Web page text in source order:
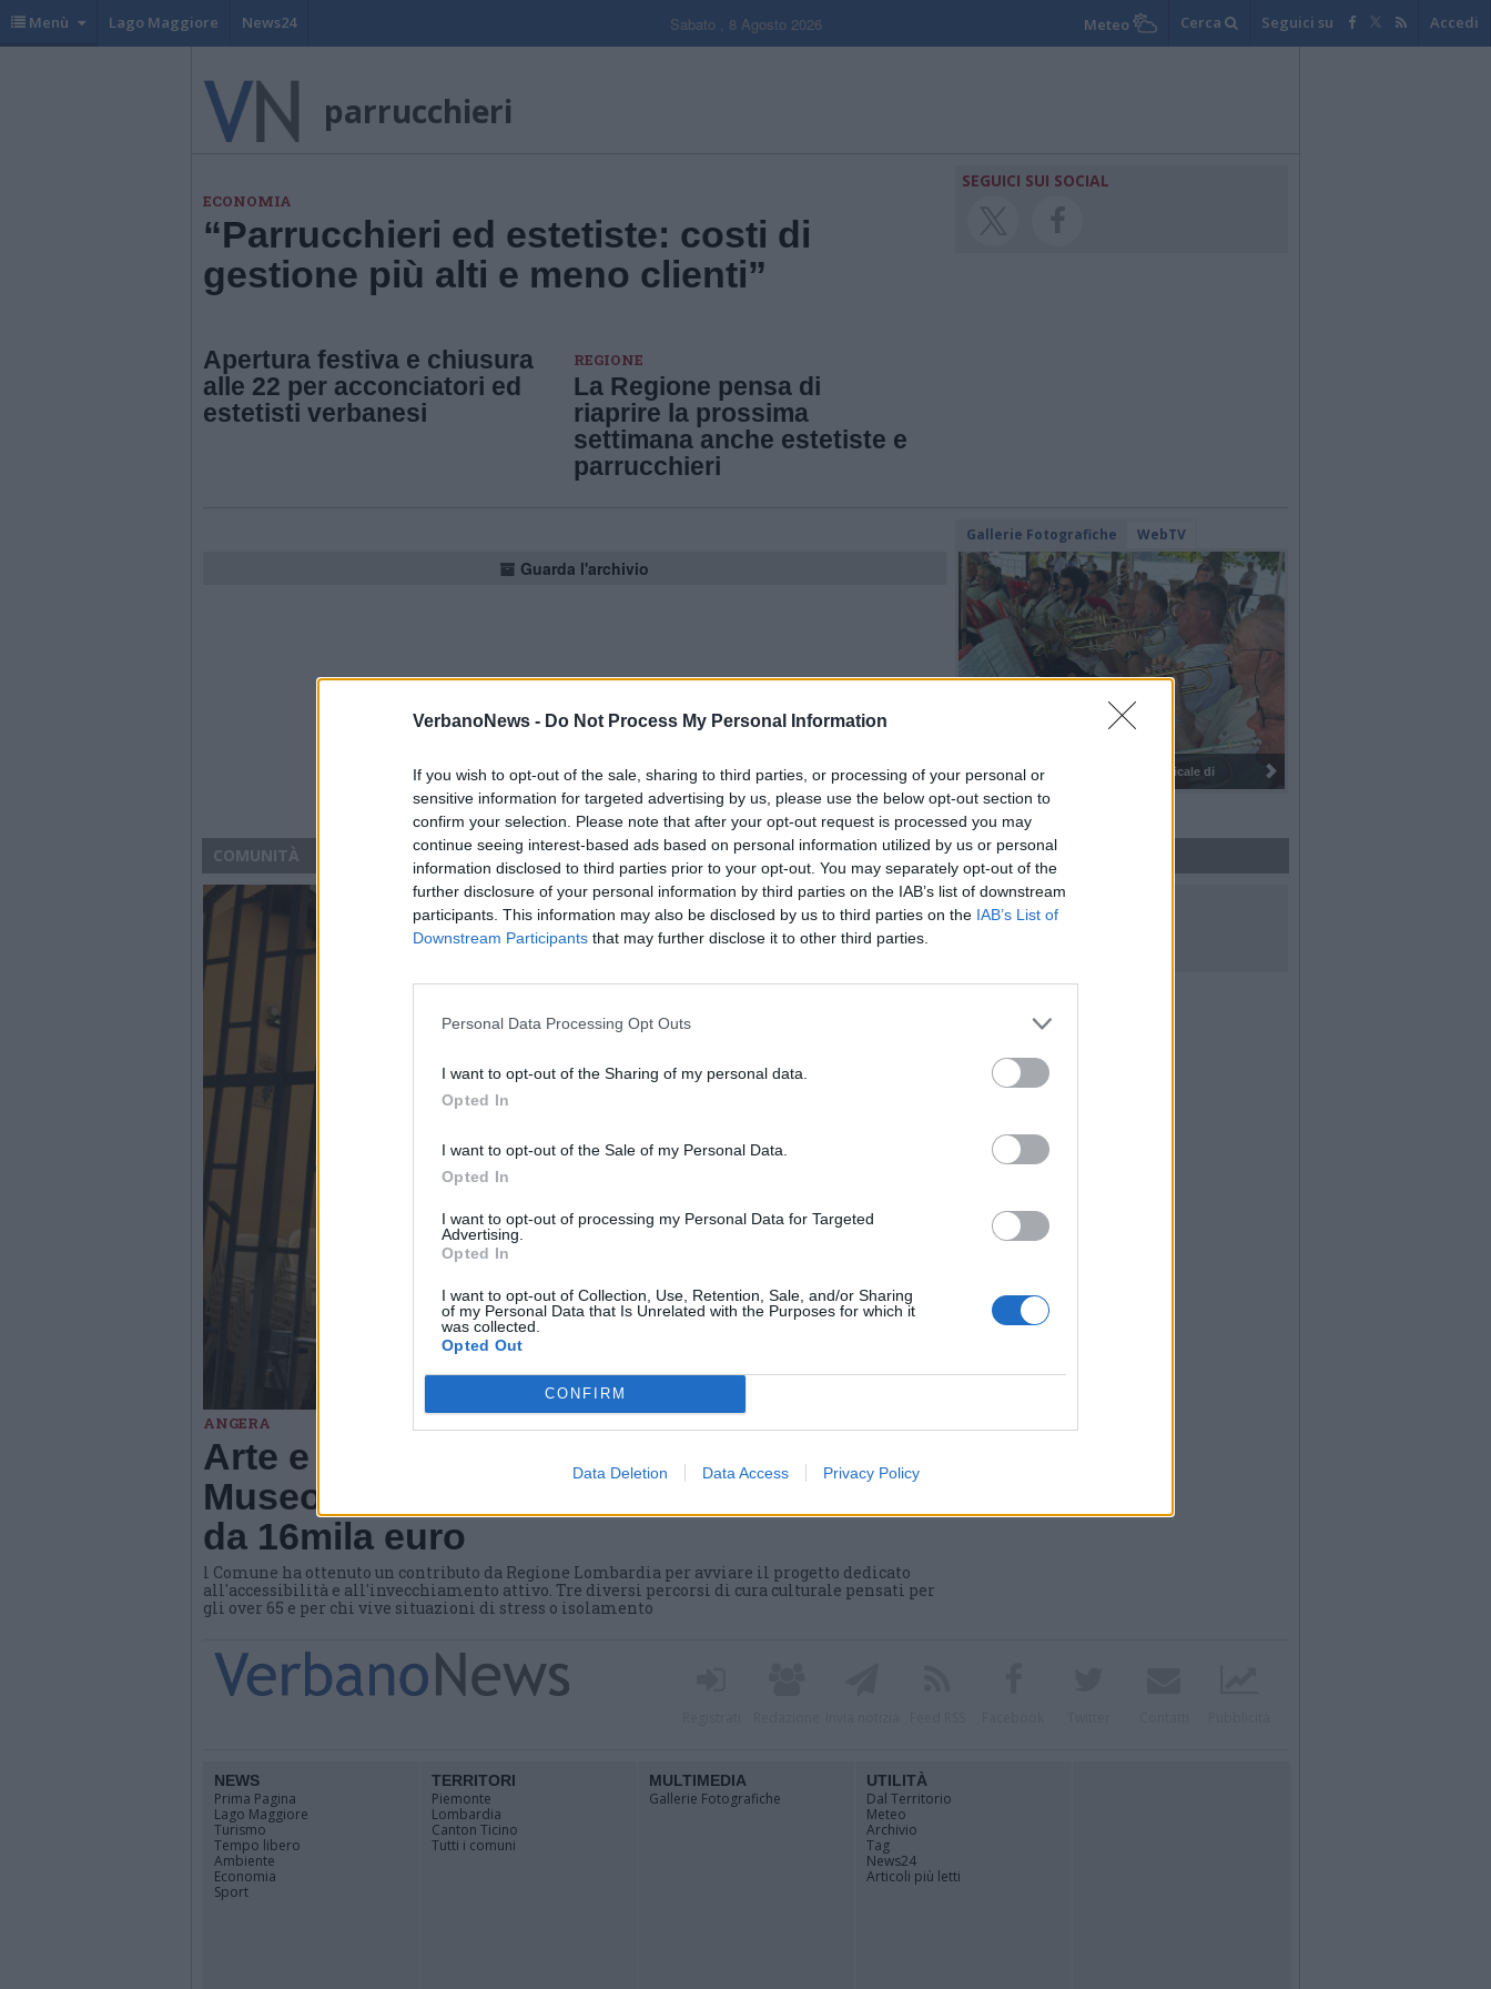
VerbanoNews - Do Not Process My Personal Information
If you wish to opt-out of the sale, sharing to third parties, or processing of your personal or
sensitive information for targeted advertising by us, please use the below opt-out section to
confirm your selection. Please note that after your opt-out request is processed you may
continue seeing interest-based ads based on personal information utilized by us or personal
information disclosed to third parties prior to your opt-out. You may separately opt-out of the
further disclosure of your personal information by third parties on the IAB’s list of downstream
participants. This information may also be disclosed by us to third parties on the IAB’s List of
Downstream Participants that may further disclose it to other third parties.
Personal Data Processing Opt Outs
I want to opt-out of the Sharing of my personal data.
Opted In
I want to opt-out of the Sale of my Personal Data.
Opted In
I want to opt-out of processing my Personal Data for Targeted
Advertising.
Opted In
I want to opt-out of Collection, Use, Retention, Sale, and/or Sharing
of my Personal Data that Is Unrelated with the Purposes for which it
was collected.
Opted Out
CONFIRM
Data Deletion Data Access Privacy Policy
Menù Lago Maggiore News24 Sabato , 8 Agosto 2026 Meteo Cerca Seguici su Accedi
parrucchieri
ECONOMIA
“Parrucchieri ed estetiste: costi di
gestione più alti e meno clienti”
SEGUICI SUI SOCIAL
Apertura festiva e chiusura
alle 22 per acconciatori ed
estetisti verbanesi
REGIONE
La Regione pensa di
riaprire la prossima
settimana anche estetiste e
parrucchieri
Guarda l'archivio
Gallerie Fotografiche WebTV
I 100 anni del Corpo Musicale di
COMUNITÀ
ANGERA
Arte e benessere nei nuovi percorsi del
Museo di Angera grazie a un contributo
da 16mila euro
l Comune ha ottenuto un contributo da Regione Lombardia per avviare il progetto dedicato
all'accessibilità e all'invecchiamento attivo. Tre diversi percorsi di cura culturale pensati per
gli over 65 e per chi vive situazioni di stress o isolamento
SEGUICI SUI SOCIAL
NEWS
Prima Pagina
Lago Maggiore
Turismo
Tempo libero
Ambiente
Economia
Sport
TERRITORI
Piemonte
Lombardia
Canton Ticino
Tutti i comuni
MULTIMEDIA
Gallerie Fotografiche
UTILITÀ
Dal Territorio
Meteo
Archivio
Tag
News24
Articoli più letti